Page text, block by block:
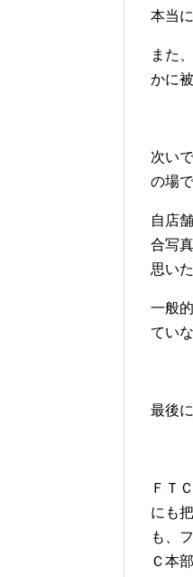
本当
また
かに
次い
の場
自店
合写
思い
一般
てい
最後
ＦＴ
にも
も、
Ｃ本